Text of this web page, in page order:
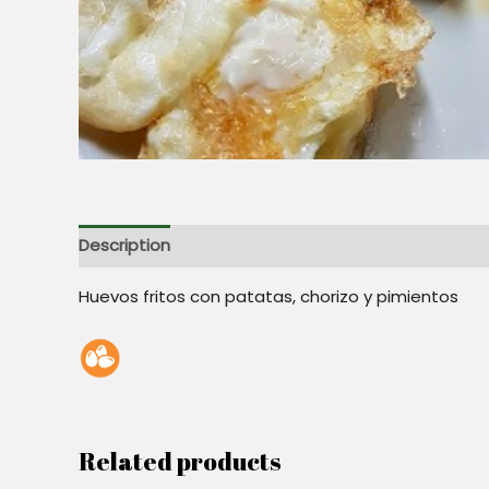
Description
Huevos fritos con patatas, chorizo y pimientos
Related products